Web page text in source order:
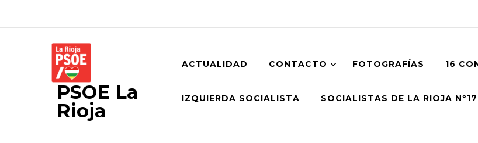
PSOE La
Rioja
ACTUALIDAD CONTACTO FOTOGRAFÍAS 16
IZQUIERDA SOCIALISTA SOCIALISTAS DE LA RIOJA Nº17